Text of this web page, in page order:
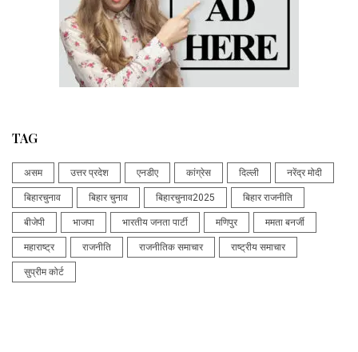
TAG
असम उत्तर प्रदेश एनडीए कांग्रेस दिल्ली नरेंद्र मोदी
बिहारचुनाव बिहार चुनाव बिहारचुनाव2025 बिहार राजनीति
बीजेपी भाजपा भारतीय जनता पार्टी मणिपुर ममता बनर्जी
महाराष्ट्र राजनीति राजनीतिक समाचार राष्ट्रीय समाचार
सुप्रीम कोर्ट